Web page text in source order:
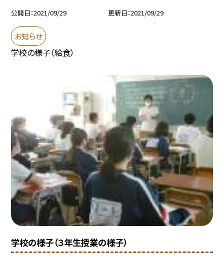
公開日 2021/09/29 更新日 2021/09/29
お知らせ
学校の様子（給食）
学校の様子（３年生授業の様子）